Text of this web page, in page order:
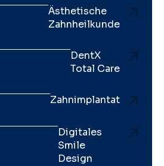
Ästhetische
Zahnheilkunde
DentX
Total Care
Zahnimplantat
Digitales
Smile
Design